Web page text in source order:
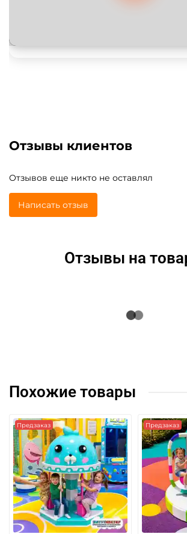
Отзывы клиентов
Отзывов еще никто не оставлял
Написать отзыв
Отзывы на
Похожие товары
Предзаказ Предзаказ